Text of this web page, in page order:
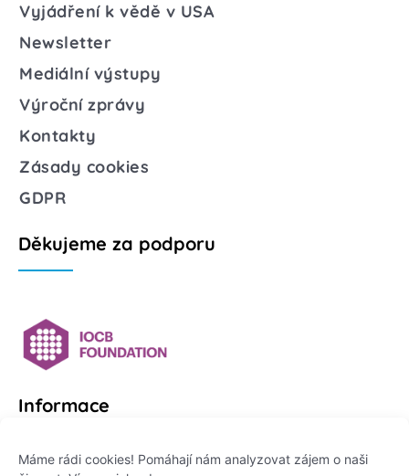
Máme rádi cookies! Pomáhají nám analyzovat zájem o naši
Vyjádření k vědě v USA
Newsletter
Mediální výstupy
Výroční zprávy
Kontakty
Zásady cookies
GDPR
Děkujeme za podporu
Informace
Platformu Zeptej se vědce provozuje: